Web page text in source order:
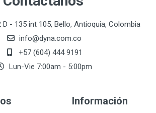
D - 135 int 105, Bello, Antioquia, Colombia
info@dyna.com.co
+57 (604) 444 9191
Lun-Vie 7:00am - 5:00pm
Información